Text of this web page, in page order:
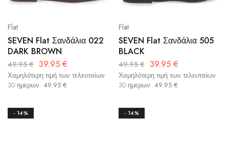
Flat
SEVEN Flat Σανδάλια 022
DARK BROWN
49.95€ 39.95 €
Χαμηλότερη τιμή των τελευταίων
30 ημερων: 49.95 €
Flat
SEVEN Flat Σανδάλια 505
BLACK
49.95€ 39.95 €
Χαμηλότερη τιμή των τελευταίων
30 ημερων: 49.95 €
- 14% - 14%